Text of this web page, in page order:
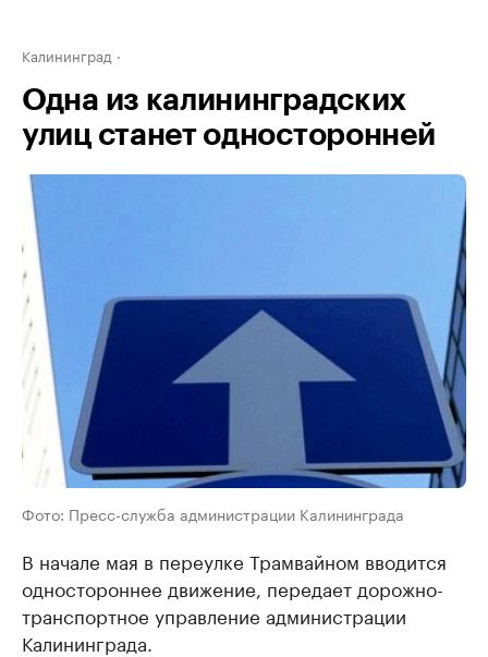
Калининград
Одна из калининградских
улиц станет односторонней
Фото: Пресс-служба администрации Калининграда
В начале мая в переулке Трамвайном вводится
одностороннее движение, передает дорожно-
транспортное управление администрации
Калининграда.